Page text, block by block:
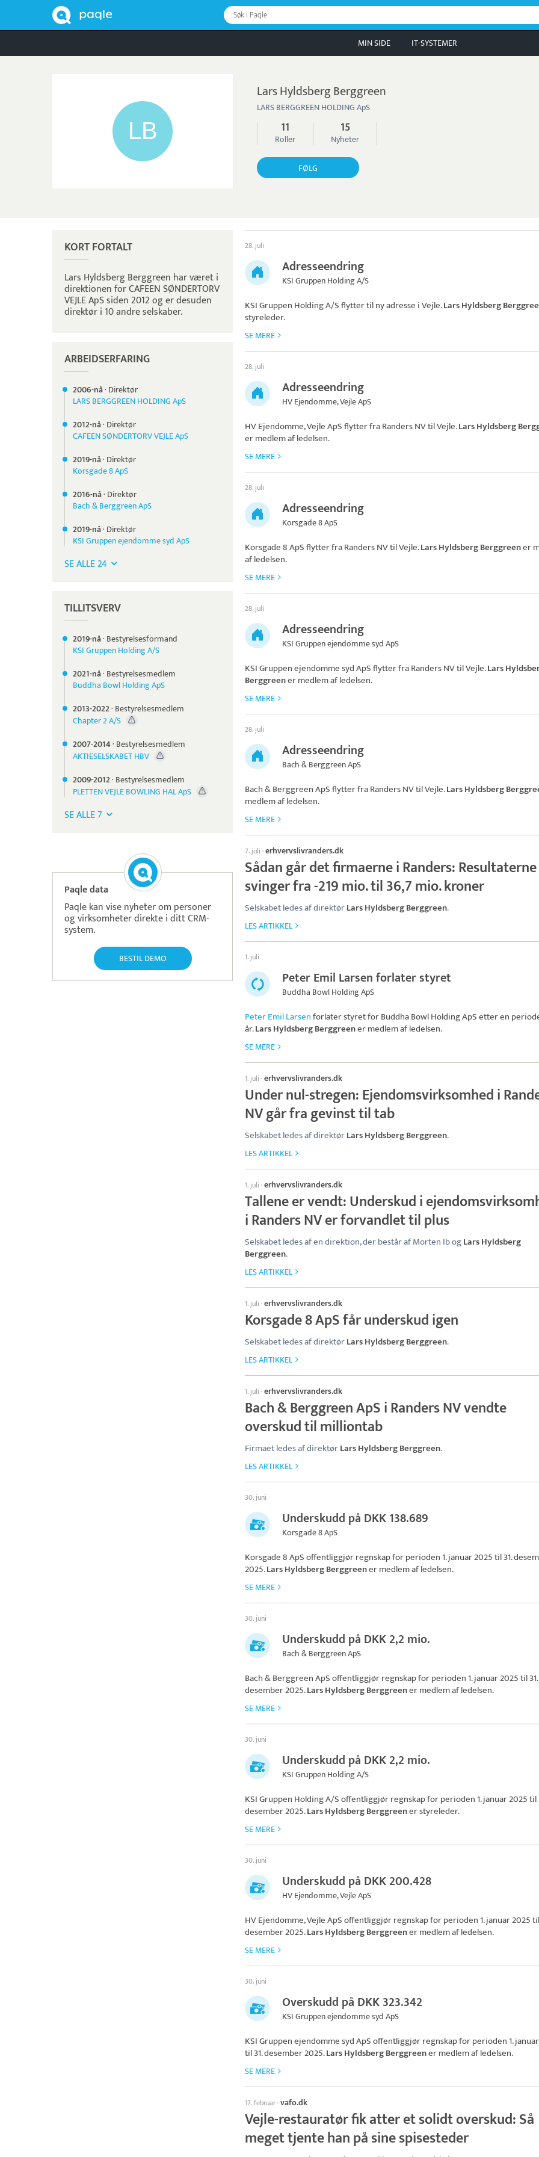
Søk i Paqle
MIN SIDE IT-SYSTEMER
Lars Hyldsberg Berggreen
LARS BERGGREEN HOLDING ApS
11
Roller
15
Nyheter
FØLG
KORT FORTALT
Lars Hyldsberg Berggreen har været i
direktionen for CAFEEN SØNDERTORV
VEJLE ApS siden 2012 og er desuden
direktør i 10 andre selskaber.
ARBEIDSERFARING
2006-nå· Direktør
LARS BERGGREEN HOLDING ApS
2012-nå· Direktør
CAFEEN SØNDERTORV VEJLE ApS
2019-nå· Direktør
Korsgade 8 ApS
2016-nå· Direktør
Bach & Berggreen ApS
2019-nå· Direktør
KSI Gruppen ejendomme syd ApS
SE ALLE 24
TILLITSVERV
2019-nå· Bestyrelsesformand
KSI Gruppen Holding A/S
2021-nå· Bestyrelsesmedlem
Buddha Bowl Holding ApS
2013-2022· Bestyrelsesmedlem
Chapter 2 A/S
2007-2014· Bestyrelsesmedlem
AKTIESELSKABET HBV
2009-2012· Bestyrelsesmedlem
PLETTEN VEJLE BOWLING HAL ApS
SE ALLE 7
Paqle data
Paqle kan vise nyheter om personer
og virksomheter direkte i ditt CRM-
system.
BESTIL DEMO
28. juli
Adresseendring
KSI Gruppen Holding A/S
KSI Gruppen Holding A/Sflytter til ny adresse i Vejle.Lars Hyldsberg
styreleder.
SE MERE
28. juli
Adresseendring
HV Ejendomme, Vejle ApS
HV Ejendomme, Vejle ApSflytter fra Randers NV til Vejle.Lars Hyldsberg
er medlem af ledelsen.
SE MERE
28. juli
Adresseendring
Korsgade 8 ApS
Korsgade 8 ApSflytter fra Randers NV til Vejle.Lars Hyldsberg Berggreener
af ledelsen.
SE MERE
28. juli
Adresseendring
KSI Gruppen ejendomme syd ApS
KSI Gruppen ejendomme syd ApSflytter fra Randers NV til Vejle.Lars
Berggreener medlem af ledelsen.
SE MERE
28. juli
Adresseendring
Bach & Berggreen ApS
Bach & Berggreen ApSflytter fra Randers NV til Vejle.Lars Hyldsberg
medlem af ledelsen.
SE MERE
7. juli ·erhvervslivranders.dk
Sådan går det firmaerne i Randers: Resultaterne
svinger fra -219 mio. til 36,7 mio. kroner
Selskabet ledes af direktørLars Hyldsberg Berggreen.
LES ARTIKKEL
1. juli
Peter Emil Larsen forlater styret
Buddha Bowl Holding ApS
Peter Emil Larsenforlater styret forBuddha Bowl Holding ApSetter en
år.Lars Hyldsberg Berggreener medlem af ledelsen.
SE MERE
1. juli ·erhvervslivranders.dk
Under nul-stregen: Ejendomsvirksomhed i
NV går fra gevinst til tab
Selskabet ledes af direktørLars Hyldsberg Berggreen.
LES ARTIKKEL
1. juli ·erhvervslivranders.dk
Tallene er vendt: Underskud i
i Randers NV er forvandlet til plus
Selskabet ledes af en direktion, der består af Morten Ib ogLars Hyldsberg
Berggreen.
LES ARTIKKEL
1. juli ·erhvervslivranders.dk
Korsgade 8 ApS får underskud igen
Selskabet ledes af direktørLars Hyldsberg Berggreen.
LES ARTIKKEL
1. juli ·erhvervslivranders.dk
Bach & Berggreen ApS i Randers NV vendte
overskud til milliontab
Firmaet ledes af direktørLars Hyldsberg Berggreen.
LES ARTIKKEL
30. juni
Underskudd på DKK 138.689
Korsgade 8 ApS
Korsgade 8 ApSoffentliggjør regnskap for perioden 1. januar 2025 til 31.
2025.Lars Hyldsberg Berggreener medlem af ledelsen.
SE MERE
30. juni
Underskudd på DKK 2,2 mio.
Bach & Berggreen ApS
Bach & Berggreen ApSoffentliggjør regnskap for perioden 1. januar 2025 til 31.
desember 2025.Lars Hyldsberg Berggreener medlem af ledelsen.
SE MERE
30. juni
Underskudd på DKK 2,2 mio.
KSI Gruppen Holding A/S
KSI Gruppen Holding A/Soffentliggjør regnskap for perioden 1. januar 2025 til
desember 2025.Lars Hyldsberg Berggreener styreleder.
SE MERE
30. juni
Underskudd på DKK 200.428
HV Ejendomme, Vejle ApS
HV Ejendomme, Vejle ApSoffentliggjør regnskap for perioden 1. januar 2025 til
desember 2025.Lars Hyldsberg Berggreener medlem af ledelsen.
SE MERE
30. juni
Overskudd på DKK 323.342
KSI Gruppen ejendomme syd ApS
KSI Gruppen ejendomme syd ApSoffentliggjør regnskap for perioden 1.
til 31. desember 2025.Lars Hyldsberg Berggreener medlem af ledelsen.
SE MERE
17. februar·vafo.dk
Vejle-restauratør fik atter et solidt overskud: Så
meget tjente han på sine spisesteder